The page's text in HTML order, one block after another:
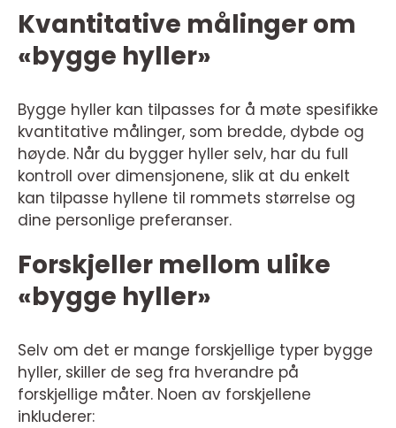
Kvantitative målinger om
«bygge hyller»
Bygge hyller kan tilpasses for å møte spesifikke
kvantitative målinger, som bredde, dybde og
høyde. Når du bygger hyller selv, har du full
kontroll over dimensjonene, slik at du enkelt
kan tilpasse hyllene til rommets størrelse og
dine personlige preferanser.
Forskjeller mellom ulike
«bygge hyller»
Selv om det er mange forskjellige typer bygge
hyller, skiller de seg fra hverandre på
forskjellige måter. Noen av forskjellene
inkluderer: